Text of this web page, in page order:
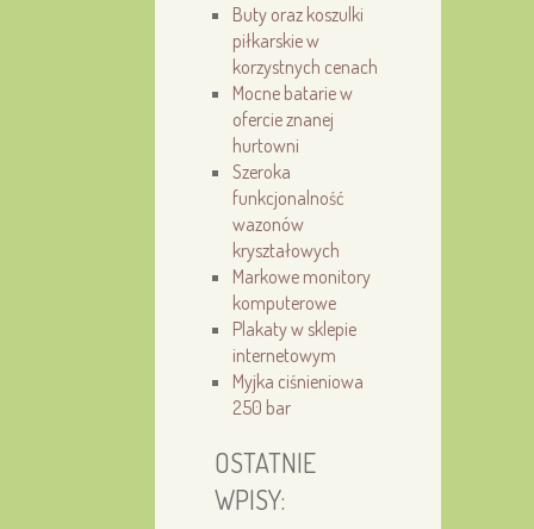
Buty oraz koszulki
piłkarskie w
korzystnych cenach
Mocne batarie w
ofercie znanej
hurtowni
Szeroka
funkcjonalność
wazonów
kryształowych
Markowe monitory
komputerowe
Plakaty w sklepie
internetowym
Myjka ciśnieniowa
250 bar
OSTATNIE
WPISY: